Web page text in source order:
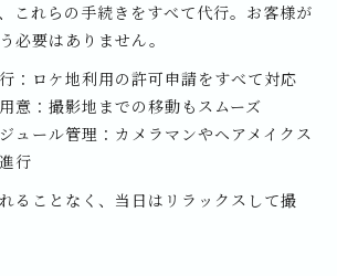
これらの手続きをすべて代行。お客様が
必要はありません。
：ロケ地利用の許可申請をすべて対応
意：撮影地までの移動もスムーズ
ュール管理：カメラマンやヘアメイクス
行
ることなく、当日はリラックスして撮